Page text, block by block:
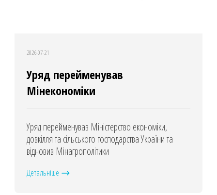
2026-07-21
Уряд перейменував
Мінекономіки
Уряд перейменував Міністерство економіки,
довкілля та сільського господарства України та
відновив Мінагрополітики
Детальніше